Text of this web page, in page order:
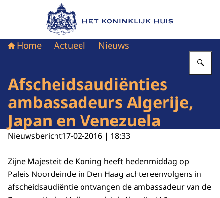
Naar de homepage van Het Koninklijk Huis
Home Actueel Nieuws
Afscheidsaudiënties
ambassadeurs Algerije,
Japan en Venezuela
Nieuwsbericht17-02-2016 | 18:33
Zijne Majesteit de Koning heeft hedenmiddag op
Paleis Noordeinde in Den Haag achtereenvolgens in
afscheidsaudiëntie ontvangen de ambassadeur van de